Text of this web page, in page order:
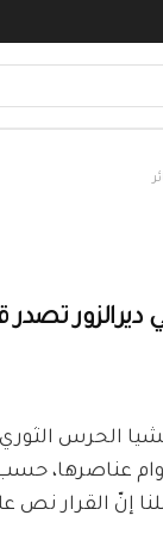
تصدر
ميليشيا الحرس
عناصرها،
وقال مراسلنا إنّ القرار